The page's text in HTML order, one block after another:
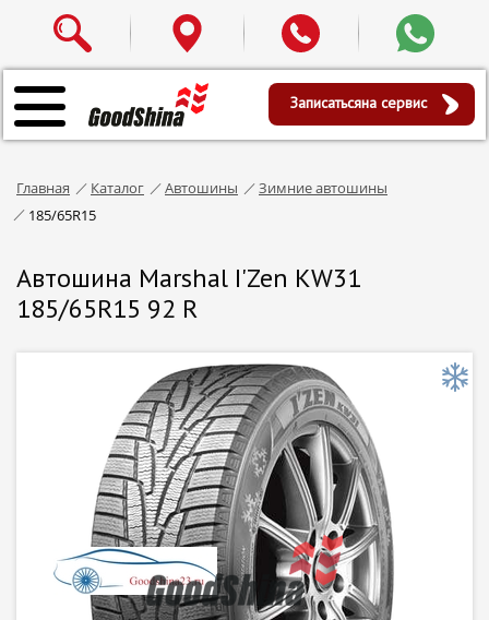
Записатьсяна сервис
Главная Каталог Автошины
Зимние автошины
185/65R15
Автошина Marshal I'Zen KW31
185/65R15 92 R